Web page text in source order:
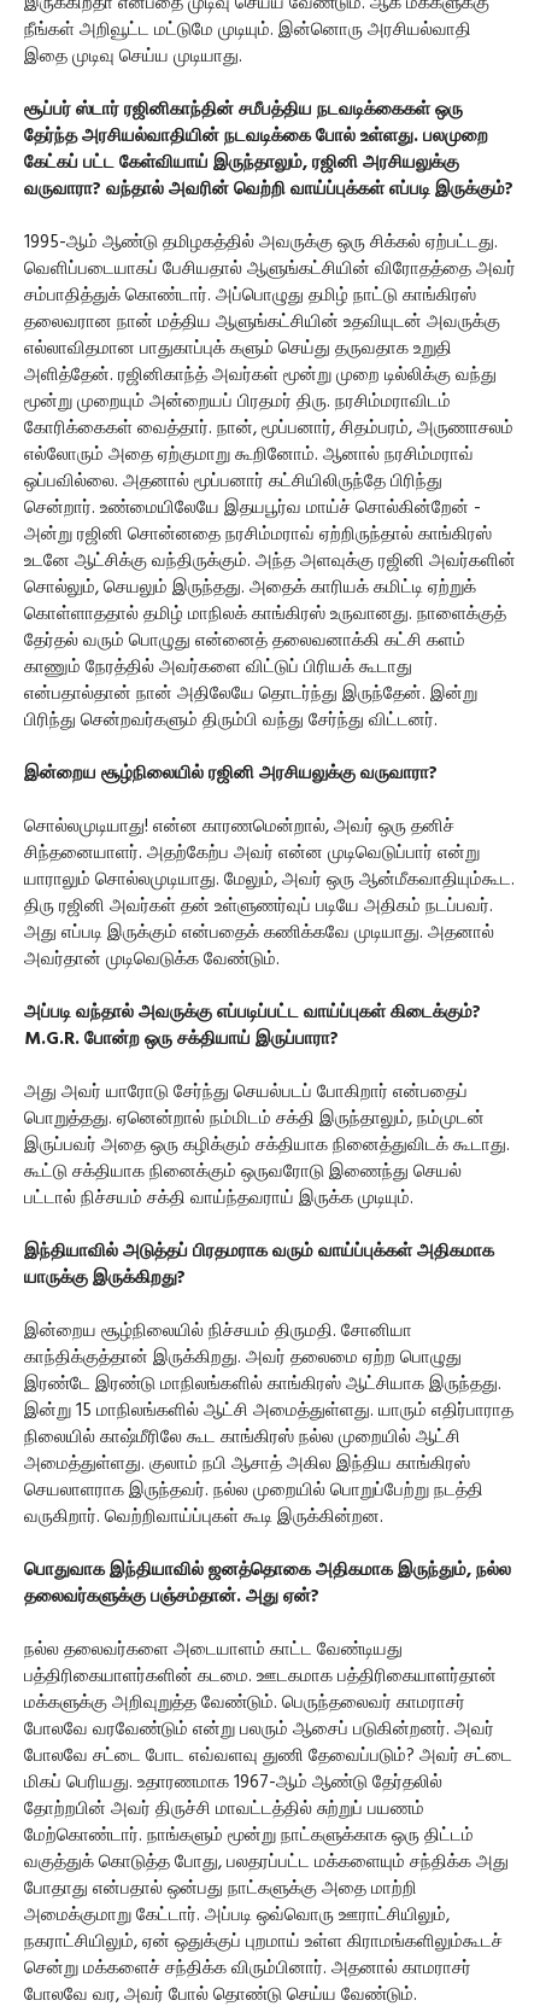
நீங்கள் அறிவூட்ட மட்டுமே முடியும். இன்னொரு அரசியல்வாதி
இதை முடிவு செய்ய முடியாது.
சூப்பர் ஸ்டார் ரஜினிகாந்தின் சமீபத்திய நடவடிக்கைகள் ஒரு
தேர்ந்த அரசியல்வாதியின் நடவடிக்கை போல் உள்ளது. பலமுறை
கேட்கப் பட்ட கேள்வியாய் இருந்தாலும், ரஜினி அரசியலுக்கு
வருவாரா? வந்தால் அவரின் வெற்றி வாய்ப்புக்கள் எப்படி இருக்கும்?
1995-ஆம் ஆண்டு தமிழகத்தில் அவருக்கு ஒரு சிக்கல் ஏற்பட்டது.
வெளிப்படையாகப் பேசியதால் ஆளுங்கட்சியின் விரோதத்தை அவர்
சம்பாதித்துக் கொண்டார். அப்பொழுது தமிழ் நாட்டு காங்கிரஸ்
தலைவரான நான் மத்திய ஆளுங்கட்சியின் உதவியுடன் அவருக்கு
எல்லாவிதமான பாதுகாப்புக் களும் செய்து தருவதாக உறுதி
அளித்தேன். ரஜினிகாந்த் அவர்கள் மூன்று முறை டில்லிக்கு வந்து
மூன்று முறையும் அன்றையப் பிரதமர் திரு. நரசிம்மராவிடம்
கோரிக்கைகள் வைத்தார். நான், மூப்பனார், சிதம்பரம், அருணாசலம்
எல்லோரும் அதை ஏற்குமாறு கூறினோம். ஆனால் நரசிம்மராவ்
ஒப்பவில்லை. அதனால் மூப்பனார் கட்சியிலிருந்தே பிரிந்து
சென்றார். உண்மையிலேயே இதயபூர்வ மாய்ச் சொல்கின்றேன் -
அன்று ரஜினி சொன்னதை நரசிம்மராவ் ஏற்றிருந்தால் காங்கிரஸ்
உடனே ஆட்சிக்கு வந்திருக்கும். அந்த அளவுக்கு ரஜினி அவர்களின்
சொல்லும், செயலும் இருந்தது. அதைக் காரியக் கமிட்டி ஏற்றுக்
கொள்ளாததால் தமிழ் மாநிலக் காங்கிரஸ் உருவானது. நாளைக்குத்
தேர்தல் வரும் பொழுது என்னைத் தலைவனாக்கி கட்சி களம்
காணும் நேரத்தில் அவர்களை விட்டுப் பிரியக் கூடாது
என்பதால்தான் நான் அதிலேயே தொடர்ந்து இருந்தேன். இன்று
பிரிந்து சென்றவர்களும் திரும்பி வந்து சேர்ந்து விட்டனர்.
இன்றைய சூழ்நிலையில் ரஜினி அரசியலுக்கு வருவாரா?
சொல்லமுடியாது! என்ன காரணமென்றால், அவர் ஒரு தனிச்
சிந்தனையாளர். அதற்கேற்ப அவர் என்ன முடிவெடுப்பார் என்று
யாராலும் சொல்லமுடியாது. மேலும், அவர் ஒரு ஆன்மீகவாதியும்கூட.
திரு ரஜினி அவர்கள் தன் உள்ளுணர்வுப் படியே அதிகம் நடப்பவர்.
அது எப்படி இருக்கும் என்பதைக் கணிக்கவே முடியாது. அதனால்
அவர்தான் முடிவெடுக்க வேண்டும்.
அப்படி வந்தால் அவருக்கு எப்படிப்பட்ட வாய்ப்புகள் கிடைக்கும்?
M.G.R. போன்ற ஒரு சக்தியாய் இருப்பாரா?
அது அவர் யாரோடு சேர்ந்து செயல்படப் போகிறார் என்பதைப்
பொறுத்தது. ஏனென்றால் நம்மிடம் சக்தி இருந்தாலும், நம்முடன்
இருப்பவர் அதை ஒரு கழிக்கும் சக்தியாக நினைத்துவிடக் கூடாது.
கூட்டு சக்தியாக நினைக்கும் ஒருவரோடு இணைந்து செயல்
பட்டால் நிச்சயம் சக்தி வாய்ந்தவராய் இருக்க முடியும்.
இந்தியாவில் அடுத்தப் பிரதமராக வரும் வாய்ப்புக்கள் அதிகமாக
யாருக்கு இருக்கிறது?
இன்றைய சூழ்நிலையில் நிச்சயம் திருமதி. சோனியா
காந்திக்குத்தான் இருக்கிறது. அவர் தலைமை ஏற்ற பொழுது
இரண்டே இரண்டு மாநிலங்களில் காங்கிரஸ் ஆட்சியாக இருந்தது.
இன்று 15 மாநிலங்களில் ஆட்சி அமைத்துள்ளது. யாரும் எதிர்பாராத
நிலையில் காஷ்மீரிலே கூட காங்கிரஸ் நல்ல முறையில் ஆட்சி
அமைத்துள்ளது. குலாம் நபி ஆசாத் அகில இந்திய காங்கிரஸ்
செயலாளராக இருந்தவர். நல்ல முறையில் பொறுப்பேற்று நடத்தி
வருகிறார். வெற்றிவாய்ப்புகள் கூடி இருக்கின்றன.
பொதுவாக இந்தியாவில் ஜனத்தொகை அதிகமாக இருந்தும், நல்ல
தலைவர்களுக்கு பஞ்சம்தான். அது ஏன்?
நல்ல தலைவர்களை அடையாளம் காட்ட வேண்டியது
பத்திரிகையாளர்களின் கடமை. ஊடகமாக பத்திரிகையாளர்தான்
மக்களுக்கு அறிவுறுத்த வேண்டும். பெருந்தலைவர் காமராசர்
போலவே வரவேண்டும் என்று பலரும் ஆசைப் படுகின்றனர். அவர்
போலவே சட்டை போட எவ்வளவு துணி தேவைப்படும்? அவர் சட்டை
மிகப் பெரியது. உதாரணமாக 1967-ஆம் ஆண்டு தேர்தலில்
தோற்றபின் அவர் திருச்சி மாவட்டத்தில் சுற்றுப் பயணம்
மேற்கொண்டார். நாங்களும் மூன்று நாட்களுக்காக ஒரு திட்டம்
வகுத்துக் கொடுத்த போது, பலதரப்பட்ட மக்களையும் சந்திக்க அது
போதாது என்பதால் ஒன்பது நாட்களுக்கு அதை மாற்றி
அமைக்குமாறு கேட்டார். அப்படி ஒவ்வொரு ஊராட்சியிலும்,
நகராட்சியிலும், ஏன் ஒதுக்குப் புறமாய் உள்ள கிராமங்களிலும்கூடச்
சென்று மக்களைச் சந்திக்க விரும்பினார். அதனால் காமராசர்
போலவே வர, அவர் போல் தொண்டு செய்ய வேண்டும்.